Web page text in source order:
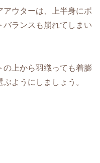
アウターは、上半身にボ
バランスも崩れてしまい
の上から羽織っても着膨
ようにしましょう。